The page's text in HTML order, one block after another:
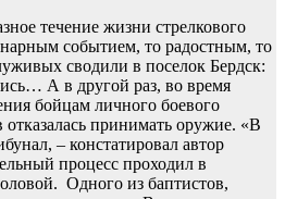
течение жизни стрелкового
событием, то радостным, то
сводили в поселок Бердск:
А в другой раз, во время
бойцам личного боевого
принимать оружие. «В
– констатировал автор
процесс проходил в
Одного из баптистов,